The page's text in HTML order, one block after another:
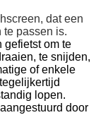
dat een
passen is.
gefietst om te
te snijden,
of enkele
lopen.
door